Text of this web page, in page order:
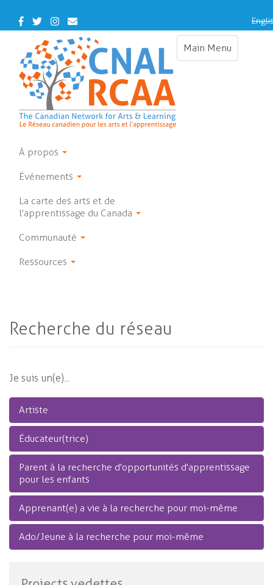
main
Facebook
TwitterInstagram
Contact
Us
Main Menu
Toggle
À propos
Événements
La carte des arts et de
l'apprentissage du Canada
Communauté
Ressources
Recherche du réseau
Je suis un(e)...
Artiste
Éducateur(trice)
Parent à la recherche d'opportunités d'apprentissage
pour les enfants
Apprenant(e) a vie à la recherche pour moi-même
Ado/Jeune à la recherche pour moi-même